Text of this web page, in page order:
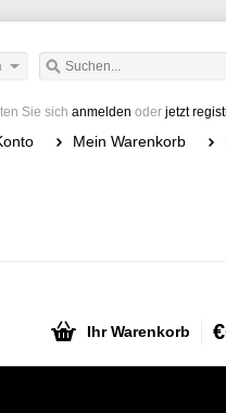
Sie sich anmelden oder jetzt
Mein Warenkorb
Ihr Warenkorb